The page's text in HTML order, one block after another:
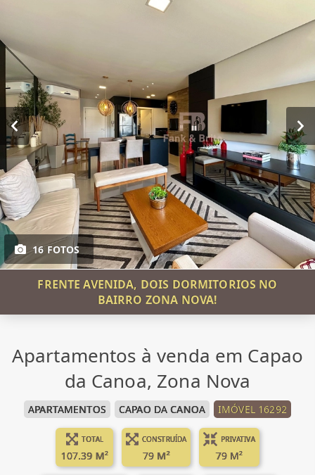
16 FOTOS
FRENTE AVENIDA, DOIS DORMITORIOS NO
BAIRRO ZONA NOVA!
Apartamentos à venda em Capao
da Canoa, Zona Nova
APARTAMENTOS CAPAO DA CANOA IMÓVEL 16292
TOTAL
107.39 M²
CONSTRUÍDA
79 M²
PRIVATIVA
79 M²